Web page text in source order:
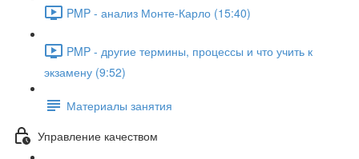
PMP - анализ Монте-Карло (15:40)
PMP - другие термины, процессы и что учить к
экзамену (9:52)
Материалы занятия
Управление качеством